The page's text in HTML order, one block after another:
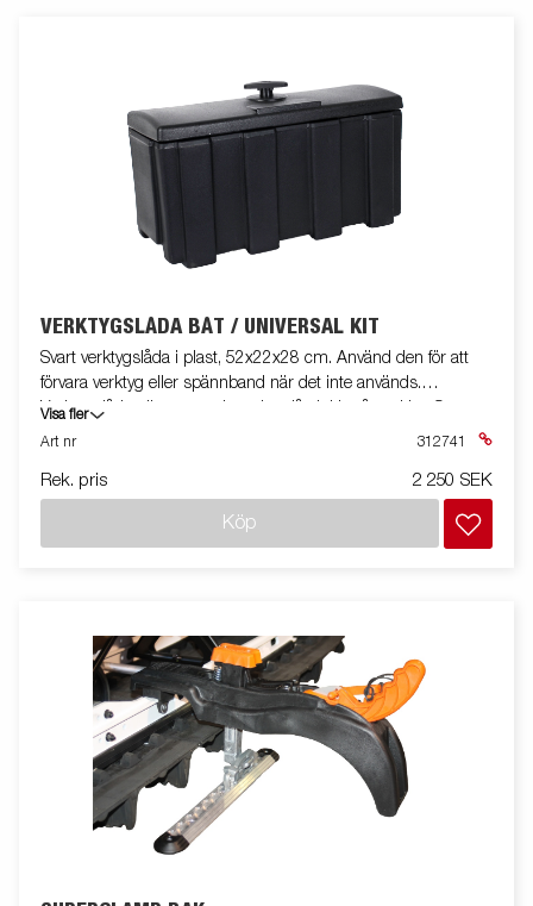
VERKTYGSLÅDA BÅT / UNIVERSAL KIT
Svart verktygslåda i plast, 52x22x28 cm. Använd den för att
förvara verktyg eller spännband när det inte används.
Verktygslådan är utrustad med ett lås inkl. två nycklar. Satsen
innehåller fäste och monteringssats. Båt/Snö/universal modell
Visa fler
Art nr
312741
Rek. pris 2 250 SEK
Köp